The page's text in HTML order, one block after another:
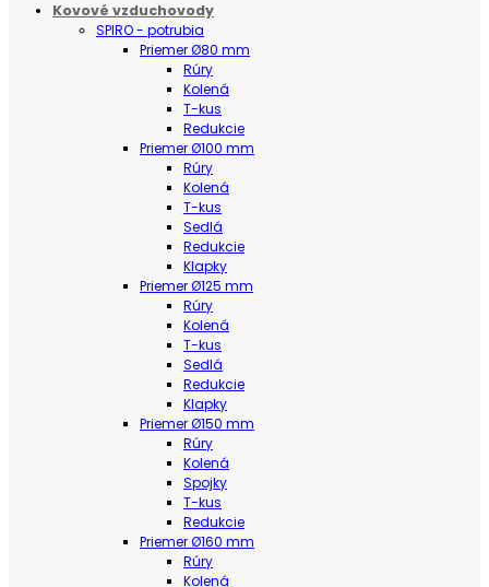
Kovové vzduchovody
SPIRO - potrubia
Priemer Ø80 mm
Rúry
Kolená
T-kus
Redukcie
Priemer Ø100 mm
Rúry
Kolená
T-kus
Sedlá
Redukcie
Klapky
Priemer Ø125 mm
Rúry
Kolená
T-kus
Sedlá
Redukcie
Klapky
Priemer Ø150 mm
Rúry
Kolená
Spojky
T-kus
Redukcie
Priemer Ø160 mm
Rúry
Kolená